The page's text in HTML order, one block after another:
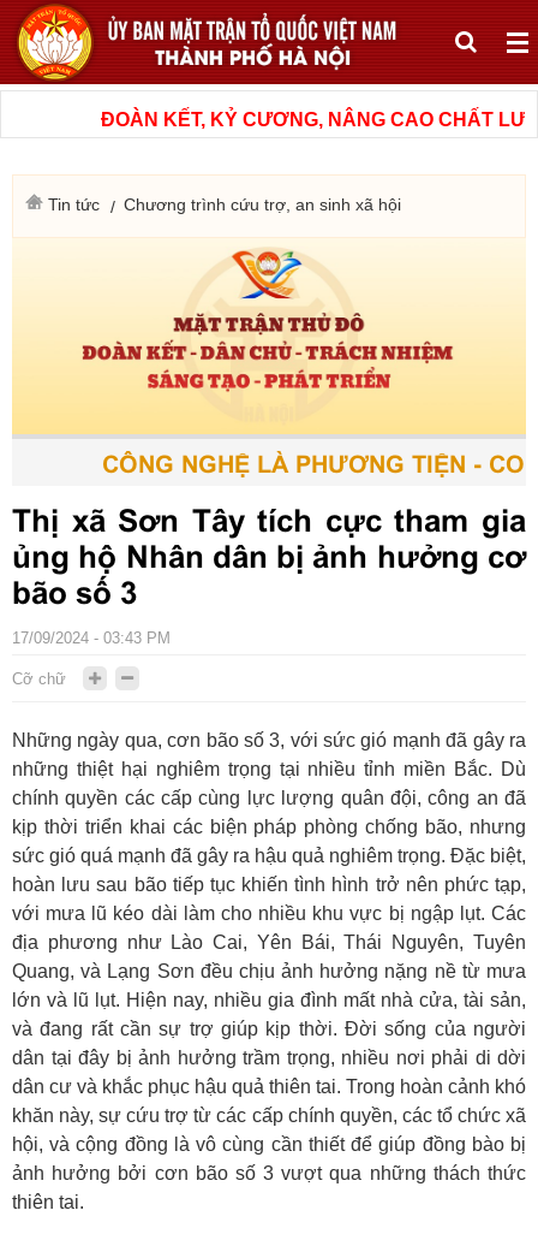
ĐOÀN KẾT, KỶ CƯƠNG, NÂNG CAO CHẤT
Tin tức Chương trình cứu trợ, an sinh xã hội
CÔNG NGHỆ LÀ PHƯƠNG TIỆN -
Thị xã Sơn Tây tích cực tham gia
ủng hộ Nhân dân bị ảnh hưởng cơ
bão số 3
17/09/2024 - 03:43 PM
Cỡ chữ
Những ngày qua, cơn bão số 3, với sức gió mạnh đã gây ra
những thiệt hại nghiêm trọng tại nhiều tỉnh miền Bắc. Dù
chính quyền các cấp cùng lực lượng quân đội, công an đã
kịp thời triển khai các biện pháp phòng chống bão, nhưng
sức gió quá mạnh đã gây ra hậu quả nghiêm trọng. Đặc biệt,
hoàn lưu sau bão tiếp tục khiến tình hình trở nên phức tạp,
với mưa lũ kéo dài làm cho nhiều khu vực bị ngập lụt. Các
địa phương như Lào Cai, Yên Bái, Thái Nguyên, Tuyên
Quang, và Lạng Sơn đều chịu ảnh hưởng nặng nề từ mưa
lớn và lũ lụt. Hiện nay, nhiều gia đình mất nhà cửa, tài sản,
và đang rất cần sự trợ giúp kịp thời. Đời sống của người
dân tại đây bị ảnh hưởng trầm trọng, nhiều nơi phải di dời
dân cư và khắc phục hậu quả thiên tai. Trong hoàn cảnh khó
khăn này, sự cứu trợ từ các cấp chính quyền, các tổ chức xã
hội, và cộng đồng là vô cùng cần thiết để giúp đồng bào bị
ảnh hưởng bởi cơn bão số 3 vượt qua những thách thức
thiên tai.